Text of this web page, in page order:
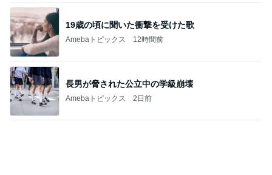
19歳の頃に聞いた衝撃を受けた歌
Amebaトピックス 12時間前
長男が脅された公立中の学級崩壊
Amebaトピックス 2日前